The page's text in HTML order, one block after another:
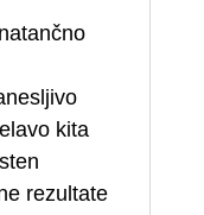
kita
rezultate